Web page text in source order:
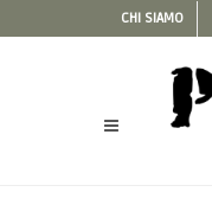
CHI SIAMO